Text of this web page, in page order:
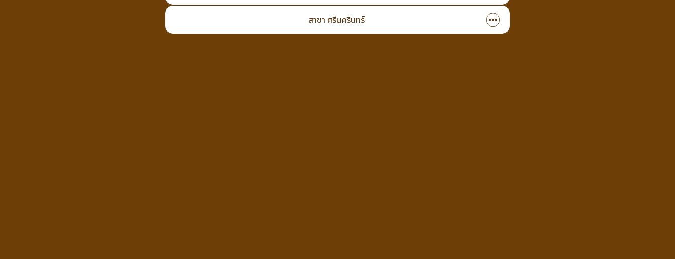
สาขา ศรีนครินทร์